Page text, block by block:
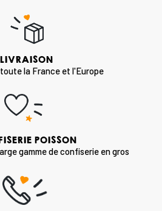
LIVRAISON
la France et l'Europe
POISSON
gamme de confiserie en gros